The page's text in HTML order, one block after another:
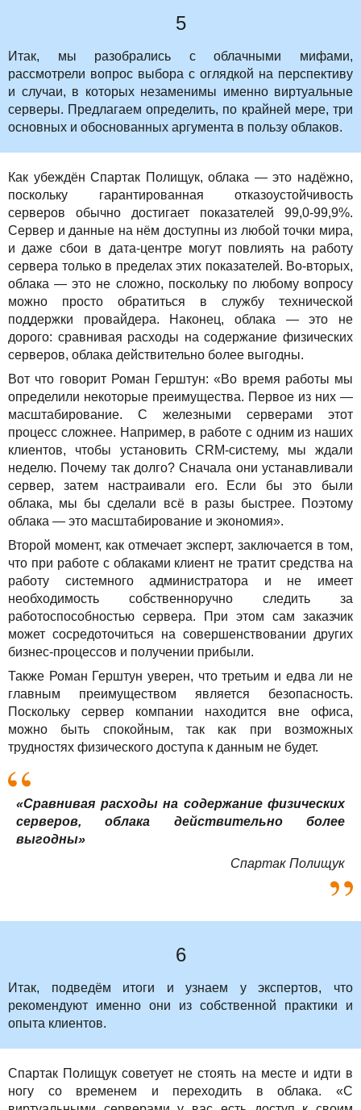
5
Итак, мы разобрались с облачными мифами,
рассмотрели вопрос выбора с оглядкой на перспективу
и случаи, в которых незаменимы именно виртуальные
серверы. Предлагаем определить, по крайней мере, три
основных и обоснованных аргумента в пользу облаков.
Как убеждён Спартак Полищук, облака — это надёжно,
поскольку гарантированная отказоустойчивость
серверов обычно достигает показателей 99,0-99,9%.
Сервер и данные на нём доступны из любой точки мира,
и даже сбои в дата-центре могут повлиять на работу
сервера только в пределах этих показателей. Во-вторых,
облака — это не сложно, поскольку по любому вопросу
можно просто обратиться в службу технической
поддержки провайдера. Наконец, облака — это не
дорого: сравнивая расходы на содержание физических
серверов, облака действительно более выгодны.
Вот что говорит Роман Герштун: «Во время работы мы
определили некоторые преимущества. Первое из них —
масштабирование. С железными серверами этот
процесс сложнее. Например, в работе с одним из наших
клиентов, чтобы установить CRM-систему, мы ждали
неделю. Почему так долго? Сначала они устанавливали
сервер, затем настраивали его. Если бы это были
облака, мы бы сделали всё в разы быстрее. Поэтому
облака — это масштабирование и экономия».
Второй момент, как отмечает эксперт, заключается в том,
что при работе с облаками клиент не тратит средства на
работу системного администратора и не имеет
необходимость собственноручно следить за
работоспособностью сервера. При этом сам заказчик
может сосредоточиться на совершенствовании других
бизнес-процессов и получении прибыли.
Также Роман Герштун уверен, что третьим и едва ли не
главным преимуществом является безопасность.
Поскольку сервер компании находится вне офиса,
можно быть спокойным, так как при возможных
трудностях физического доступа к данным не будет.
«Сравнивая расходы на содержание физических
серверов, облака действительно более
выгодны»
Спартак Полищук
6
Итак, подведём итоги и узнаем у экспертов, что
рекомендуют именно они из собственной практики и
опыта клиентов.
Спартак Полищук советует не стоять на месте и идти в
ногу со временем и переходить в облака. «С